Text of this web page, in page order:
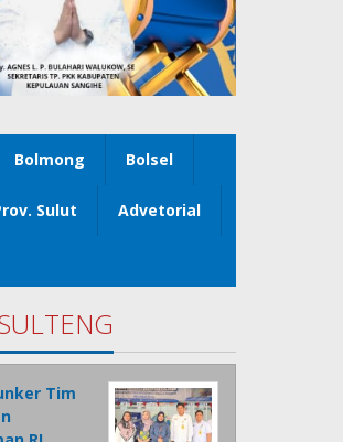
Bolmong Bolsel
Sulut Advetorial
Tim